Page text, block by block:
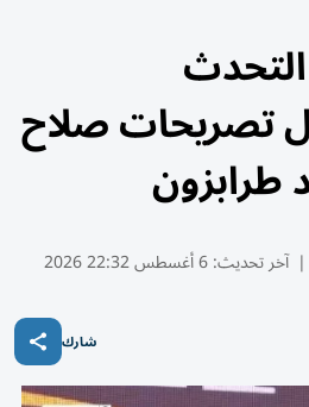
تصريحات صلاح
طرابزون
| آخر تحديث:6 أغسطس 22:32 2026
شارك